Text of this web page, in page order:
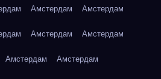
Амстердам Амстердам
Амстердам Амстердам
Амстердам Амстердам